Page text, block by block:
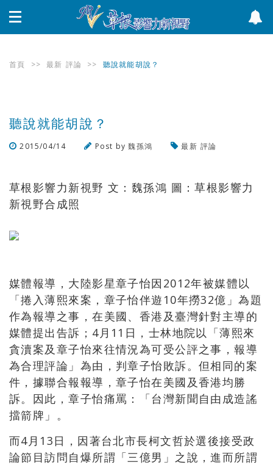
首頁 >> 最新 評論 >> 聽說就能胡說？
聽說就能胡說？
2015/04/14 Post by魏孫鴻 最新 評論
草根影響力新視野 文：魏孫鴻 圖：草根影響力
新視野合成照
媒體報導，大陸影星章子怡因2012年被媒體以
「捲入薄熙來案，章子怡伴遊10年撈32億」為題
作為報導之事，在美國、香港及臺灣針對主導的
媒體提出告訴；4月11日，士林地院以「薄熙來
貪瀆案及章子怡來往情況為可受公評之事，報導
為合理評論」為由，判章子怡敗訴。但相同的案
件，據聯合報報導，章子怡在美國及香港均勝
訴。因此，章子怡痛罵：「台灣新聞自由成造謠
擋箭牌」。
而4月13日，因著台北市長柯文哲於選後接受政
論節目訪問自爆所謂「三億男」之說，進而所謂